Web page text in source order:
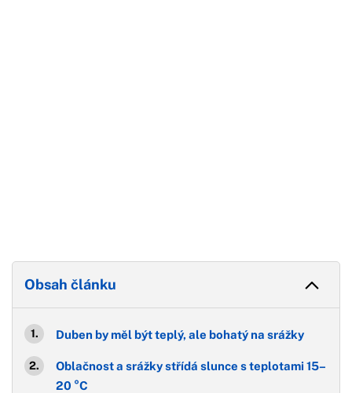
Obsah článku
Duben by měl být teplý, ale bohatý na srážky
Oblačnost a srážky střídá slunce s teplotami 15–
20 °C